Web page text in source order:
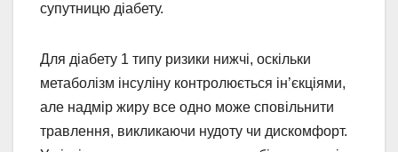
супутницю діабету.
Для діабету 1 типу ризики нижчі, оскільки
метаболізм інсуліну контролюється ін’єкціями,
але надмір жиру все одно може сповільнити
травлення, викликаючи нудоту чи дискомфорт.